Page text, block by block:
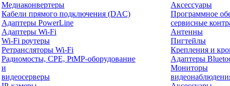
Медиаконвертеры
Кабели прямого подключения (DAC)
Адаптеры PowerLine
Аксессуары
Программное
сервисные
Адаптеры Wi-Fi
Wi-Fi роутеры
Ретрансляторы Wi-Fi
Радиомосты, CPE, PtMP-оборудование
Антенны
Пигтейлы
Крепления и
Адаптеры
видеосерверы
Мониторы